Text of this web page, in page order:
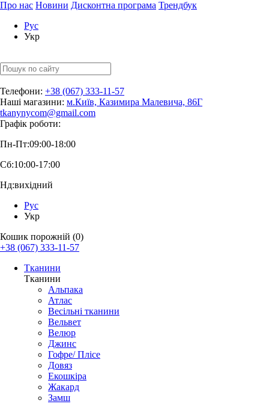
Про нас Новини Дисконтна програма Трендбук
Рус
Укр
Телефони: +38 (067) 333-11-57
Наші магазини: м.Київ, Казимира Малевича, 86Г
tkanynycom@gmail.com
Графік роботи:
Пн-Пт:09:00-18:00
Сб:10:00-17:00
Нд:вихідний
Рус
Укр
Кошик порожній (0)
+38 (067) 333-11-57
Тканини
Тканини
Альпака
Атлас
Весільні тканини
Вельвет
Велюр
Джинс
Гофре/ Плісе
Довяз
Екошкіра
Жакард
Замш